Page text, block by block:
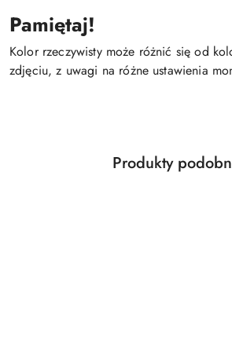
Pamiętaj!
Kolor rzeczywisty może różnić się od
zdjęciu, z uwagi na różne ustawienia
Pomiń karuzelę produktów
Produkty
Produkty